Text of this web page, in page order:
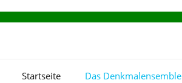
Startseite Das Denkmalensemble